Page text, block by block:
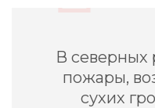
В северных
пожары,
сухих